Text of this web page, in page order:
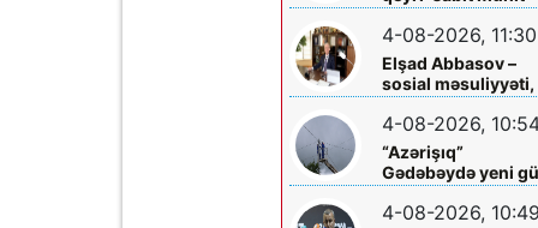
hökm sürür”
4-08-2026, 11:30
Elşad Abbasov –
sosial məsuliyyəti,
xeyriyyəçiliyi və
dəyərlərə bağlılığı
ilə seçilən nüfuzlu
rəhbər
4-08-2026,
“Azərişıq”
Gədəbəydə yeni
mərkəzləri
quraşdırdı
4-08-2026, 10:49